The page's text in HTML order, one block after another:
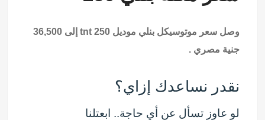
وصل سعر موتوسيكل بنلي موديل tnt 250 إلى 36,500
جنية مصري .
نقدر نساعدك إزاي؟
لو عاوز تسأل عن أي حاجة.. ابعتلنا